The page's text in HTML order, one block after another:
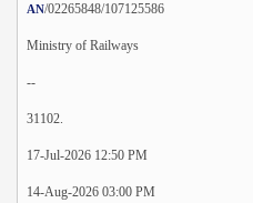
AN/02265848/107125586
Ministry of Railways
--
31102.
17-Jul-2026 12:50 PM
14-Aug-2026 03:00 PM